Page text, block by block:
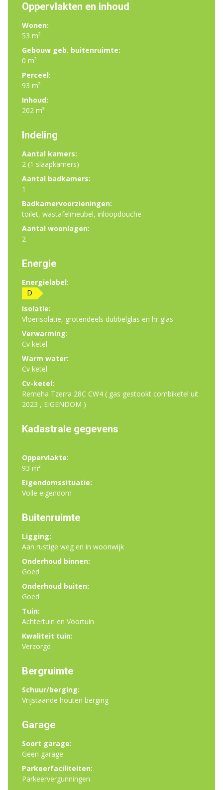
Oppervlakten en inhoud
Wonen:
53 m²
Gebouw geb. buitenruimte:
0 m²
Perceel:
93 m²
Inhoud:
202 m³
Indeling
Aantal kamers:
2 (1 slaapkamers)
Aantal badkamers:
1
Badkamervoorzieningen:
toilet, wastafelmeubel, inloopdouche
Aantal woonlagen:
2
Energie
Energielabel:
D
Isolatie:
Vloerisolatie, grotendeels dubbelglas en hr glas
Verwarming:
Cv ketel
Warm water:
Cv ketel
Cv-ketel:
Remeha Tzerra 28C CW4 ( gas gestookt combiketel uit
2023 , EIGENDOM )
Kadastrale gegevens
Oppervlakte:
93 m²
Eigendomssituatie:
Volle eigendom
Buitenruimte
Ligging:
Aan rustige weg en in woonwijk
Onderhoud binnen:
Goed
Onderhoud buiten:
Goed
Tuin:
Achtertuin en Voortuin
Kwaliteit tuin:
Verzorgd
Bergruimte
Schuur/berging:
Vrijstaande houten berging
Garage
Soort garage:
Geen garage
Parkeerfaciliteiten:
Parkeervergunningen